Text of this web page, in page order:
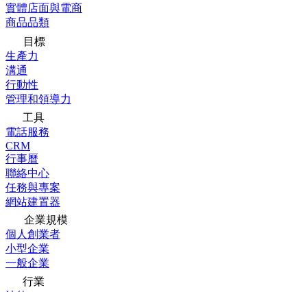
實體店面與電商
商品品類
目標
生產力
溝通
行動性
管理和領導力
工具
電話服務
CRM
行事曆
聯絡中心
任務與專案
網站建置器
企業規模
個人創業者
小型企業
一般企業
行業